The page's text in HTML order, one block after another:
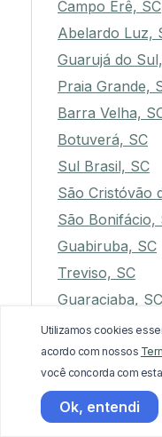
Campo Erê, SC
Abelardo Luz,
Guarujá do
Praia Grande,
Barra Velha,
Botuverá, SC
Sul Brasil, SC
São Cristóvão
São Bonifácio,
Guabiruba, SC
Treviso, SC
Guaraciaba, SC
Águas de
Benedito
São Pedro de
Mirim Doce, SC
Utilizamos cookies
acordo com nossos
você concorda com
Ok, entendi